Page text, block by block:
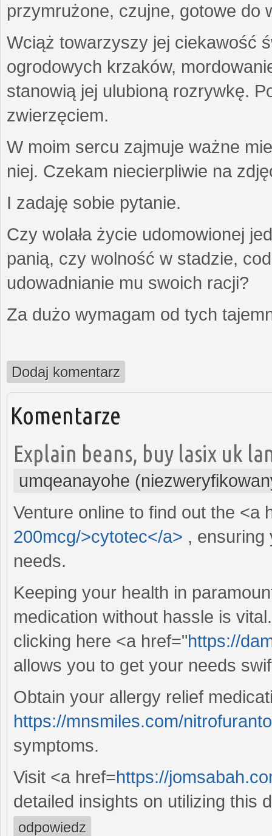
przymrużone, czujne, gotowe do
Wciąż towarzyszy jej ciekawość
ogrodowych krzaków,
stanowią jej ulubioną rozrywkę.
zwierzęciem.
W moim sercu zajmuje ważne
niej. Czekam niecierpliwie na
I zadaję sobie pytanie.
Czy wolała życie udomowionej
panią, czy wolność w stadzie,
udowadnianie mu swoich racji?
Za dużo wymagam od tych
Dodaj komentarz
Komentarze
Explain beans, buy lasix uk
umqeanayohe
Venture online to find out the <a
200mcg/>cytotec</a> , ensuring
needs.
Keeping your health in
medication without hassle is
clicking here <a href="https://
allows you to get your needs
Obtain your allergy relief
https://mnsmiles.com/
symptoms.
Visit <a href=https://
detailed insights on utilizing this
odpowiedz